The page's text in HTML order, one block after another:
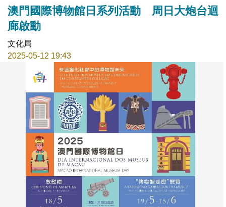
澳門國際博物館日系列活動 周日大炮台迴
廊啟動
文化局
2025-05-12 19:43